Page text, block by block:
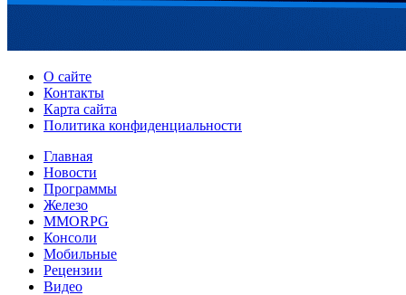
О сайте
Контакты
Карта сайта
Политика конфиденциальности
Главная
Новости
Программы
Железо
MMORPG
Консоли
Мобильные
Рецензии
Видео